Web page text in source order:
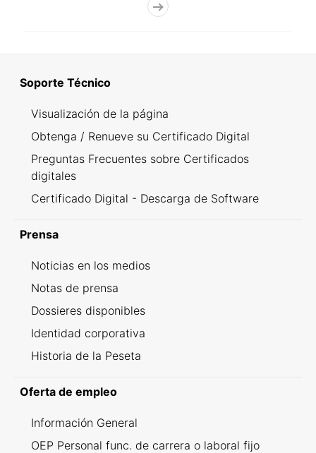
Soporte Técnico
Visualización de la página
Obtenga / Renueve su Certificado Digital
Preguntas Frecuentes sobre Certificados
digitales
Certificado Digital - Descarga de Software
Prensa
Noticias en los medios
Notas de prensa
Dossieres disponibles
Identidad corporativa
Historia de la Peseta
Oferta de empleo
Información General
OEP Personal func. de carrera o laboral fijo